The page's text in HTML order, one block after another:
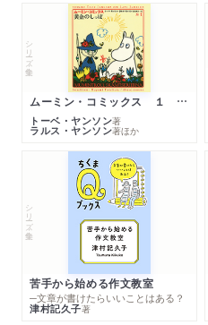
シリーズ・全集
ムーミン・コミックス １ 黄金のしっぽ
トーベ・ヤンソン著
ラルス・ヤンソン著ほか
シリーズ・全集
苦手から始める作文教室
─文章が書けたらいいことはある？
津村記久子著